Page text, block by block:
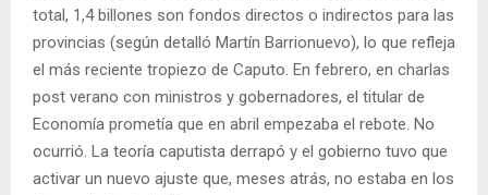
total, 1,4 billones son fondos directos o indirectos para las
provincias (según detalló Martín Barrionuevo), lo que refleja
el más reciente tropiezo de Caputo. En febrero, en charlas
post verano con ministros y gobernadores, el titular de
Economía prometía que en abril empezaba el rebote. No
ocurrió. La teoría caputista derrapó y el gobierno tuvo que
activar un nuevo ajuste que, meses atrás, no estaba en los